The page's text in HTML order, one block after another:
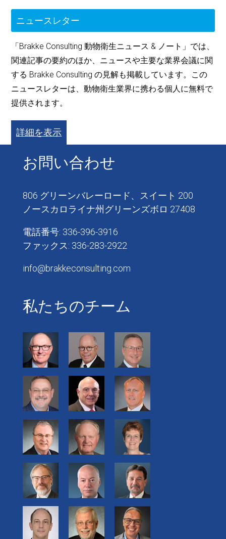
ニュースレター
「Brakke Consulting 動物衛生ニュース & ノート」では、
関連記事の要約のほか、ニュースや主要な業界会議に関
する Brakke Consulting の見解も掲載しています。この
ニュースレターは、動物衛生業界に携わる個人に無料で
提供されます。
詳細を表示
お問い合わせ
806 グリーンバレーロード、スイート 200
ノースカロライナ州グリーンズボロ 27408
電話番号: 336-396-3916
ファックス: 336-283-2922
info@brakkeconsulting.com
私たちのチーム